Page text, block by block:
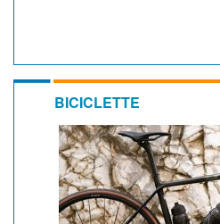
BICICLETTE